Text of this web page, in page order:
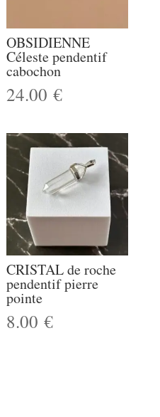
OBSIDIENNE
Céleste pendentif
cabochon
24.00€
CRISTAL de roche
pendentif pierre
pointe
8.00€